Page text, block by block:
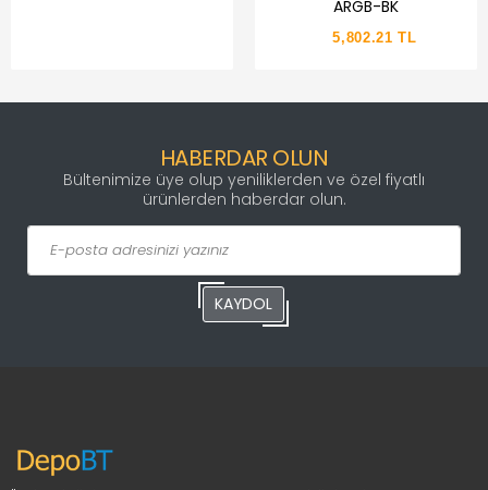
ARGB-BK
5,802.21 TL
HABERDAR OLUN
Bültenimize üye olup yeniliklerden ve özel fiyatlı
ürünlerden haberdar olun.
KAYDOL